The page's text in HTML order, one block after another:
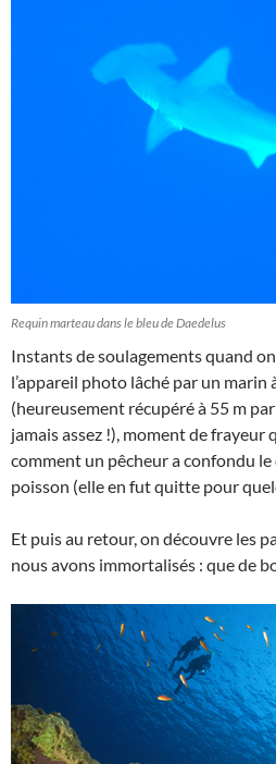
Requin marteau dans le bleu de Daedelus
Instants de soulagements quand
l’appareil photo lâché par un marin
(heureusement récupéré à 55 m
jamais assez !), moment de frayeur
comment un pêcheur a confondu
poisson (elle en fut quitte pour
Et puis au retour, on découvre les
nous avons immortalisés : que de